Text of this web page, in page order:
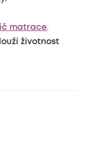
matrace.
životnost